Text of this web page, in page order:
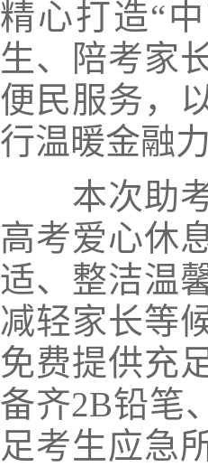
精心打造“
生、陪考家
便民服务，
行温暖金融力
本次助考
高考爱心休
适、整洁温
减轻家长等
免费提供充
备齐2B铅笔
足考生应急